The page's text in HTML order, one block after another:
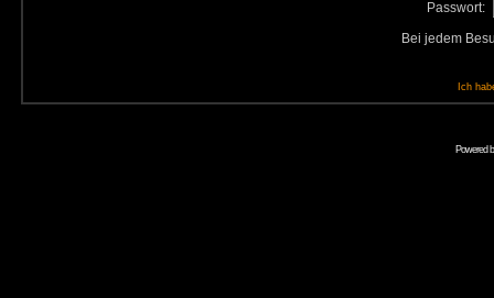
Passwort:
Bei jedem
Ich
Powered